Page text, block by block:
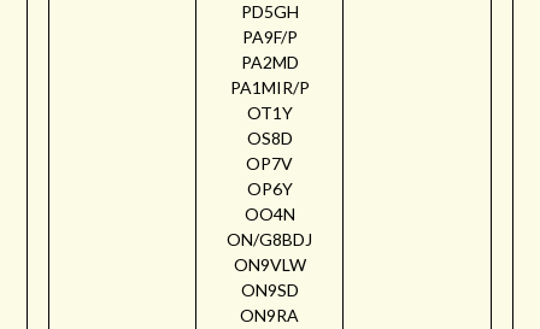
PD5GH
PA9F/P
PA2MD
PA1MIR/P
OT1Y
OS8D
OP7V
OP6Y
OO4N
ON/G8BDJ
ON9VLW
ON9SD
ON9RA